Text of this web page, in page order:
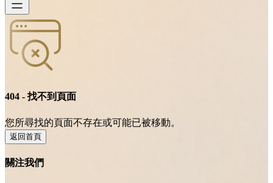
404 - 找不到頁面
您所尋找的頁面不存在或可能已被移動。
返回首頁
關注我們